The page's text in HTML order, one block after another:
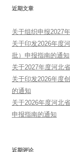
近期文章
关于组织申报2027
关于印发2026年度
批）申报指南的通知
关于2027年度河北
关于印发2026年度
的通知
关于2026年度河北
申报指南的通知
近期评论